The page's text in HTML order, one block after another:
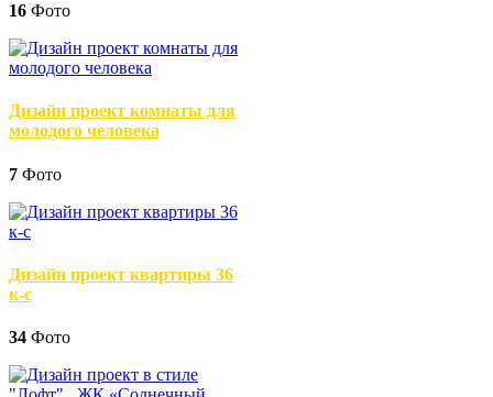
16 Фото
Дизайн проект комнаты для
молодого человека
7 Фото
Дизайн проект квартиры 36
к-с
34 Фото